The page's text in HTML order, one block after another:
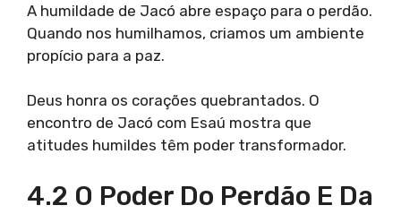
A humildade de Jacó abre espaço para o perdão.
Quando nos humilhamos, criamos um ambiente
propício para a paz.
Deus honra os corações quebrantados. O
encontro de Jacó com Esaú mostra que
atitudes humildes têm poder transformador.
4.2 O Poder Do Perdão E Da